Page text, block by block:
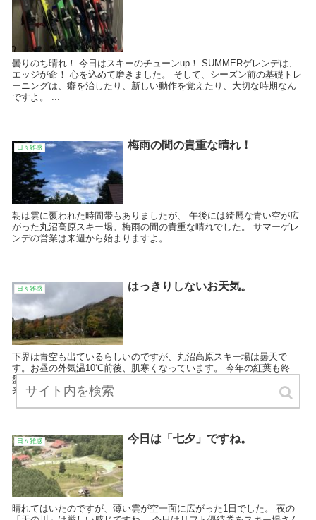
曇りのち晴れ！ 今日はスキーのチューンup！ SUMMERゲレンデは、
エッジが命！ 心を込めて磨きました。 そして、シーズン前の基礎トレ
ーニングは、癖を治したり、新しい動作を覚えたり、大切な時期なん
ですよ。 ...
日々雑感 梅雨の間の貴重な晴れ！
朝は雲に覆われた時間帯もありましたが、 午後には綺麗な青い空が広
がった丸沼高原スキー場。梅雨の間の貴重な晴れでした。 サマーゲレ
ンデの営業は来週から始まりますよ。
日々雑感 はっきりしないお天気。
下界は青空も出ているらしいのですが、丸沼高原スキー場は曇天で
す。お昼の外気温10℃前後、肌寒くなっています。 今年の紅葉も終
盤…という感じで、枯れ葉が冷たい風であっちに行ったり、こっちに
来たりしています。
日々雑感 今日は「七夕」ですね。
晴れてはいたのですが、薄い雲が空一面に広がった1日でした。 夜の